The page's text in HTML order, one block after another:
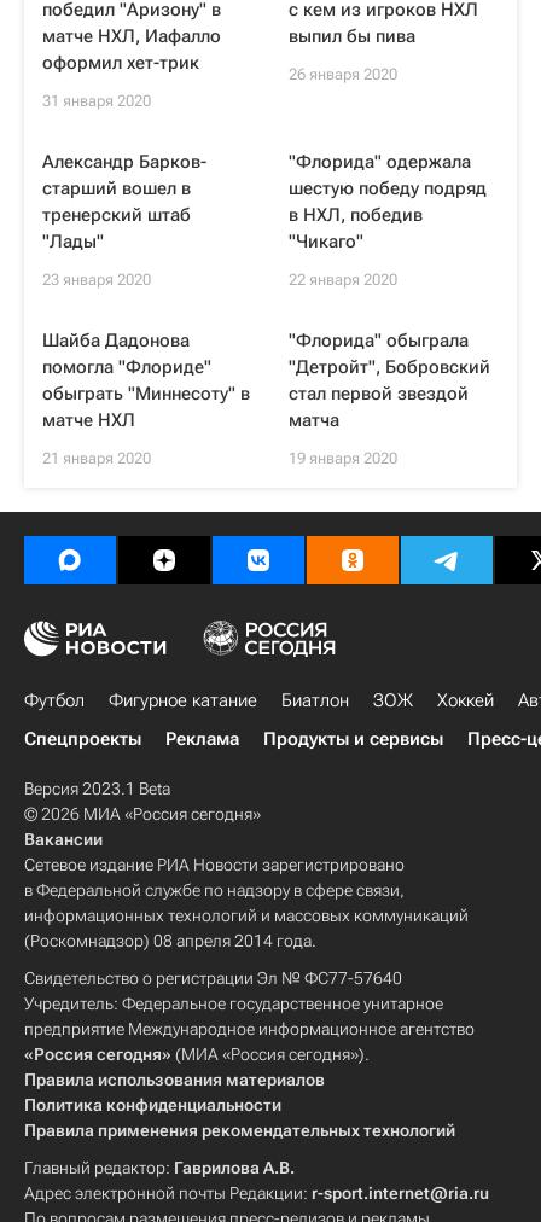
победил "Аризону" в
матче НХЛ, Иафалло
оформил хет-трик
31 января 2020
с кем из игроков НХЛ
выпил бы пива
26 января 2020
Александр Барков-
старший вошел в
тренерский штаб
"Лады"
23 января 2020
"Флорида" одержала
шестую победу подряд
в НХЛ, победив
"Чикаго"
22 января 2020
Шайба Дадонова
помогла "Флориде"
обыграть "Миннесоту" в
матче НХЛ
21 января 2020
"Флорида" обыграла
"Детройт", Бобровский
стал первой звездой
матча
19 января 2020
Футбол Фигурное катание Биатлон ЗОЖ Хоккей
Спецпроекты
Реклама Продукты и сервисы Пресс-
Версия 2023.1 Beta
© 2026 МИА «Россия сегодня»
Вакансии
Сетевое издание РИА Новости зарегистрировано
в Федеральной службе по надзору в сфере связи,
информационных технологий и массовых коммуникаций
(Роскомнадзор) 08 апреля 2014 года.
Свидетельство о регистрации Эл № ФС77-57640
Учредитель: Федеральное государственное унитарное
предприятие Международное информационное агентство
«Россия сегодня» (МИА «Россия сегодня»).
Правила использования материалов
Политика конфиденциальности
Правила применения рекомендательных технологий
Главный редактор: Гаврилова А.В.
Адрес электронной почты Редакции: r-sport.internet@ria.ru